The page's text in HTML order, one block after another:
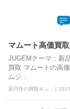
マムート高価買
JUGEMテーマ：新
買取 マムートの高
ムジ...
高円寺の買取キン... |